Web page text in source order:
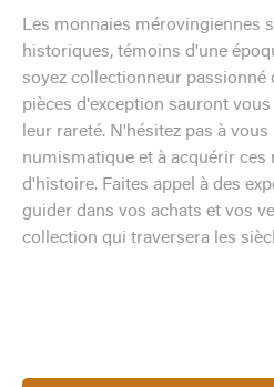
Les monnaies mérovingiennes
historiques, témoins d'une
soyez collectionneur passionné
pièces d'exception sauront
leur rareté. N'hésitez pas à
numismatique et à acquérir ces
d'histoire. Faites appel à des
guider dans vos achats et vos
collection qui traversera les